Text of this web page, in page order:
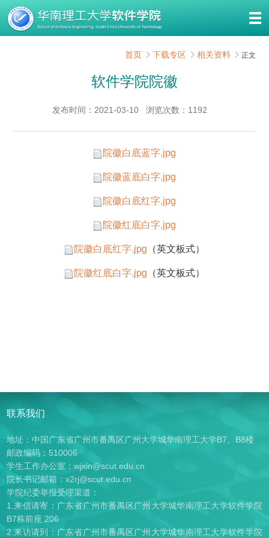
首页 下载专区 相关资料 正文
软件学院院徽
发布时间：2021-03-10 浏览次数： 1192
院徽白底蓝字.jpg
院徽蓝底白字.jpg
院徽白底红字.jpg
院徽红底白字.jpg
院徽白底红字.jpg （英文板式）
院徽红底白字.jpg （英文板式）
联系我们
地址：中国广东省广州市番禺区广州大学城华南理工大学B7、B8楼
邮政编码：510006
学生工作办公室：wjxin@scut.edu.cn
院长书记邮箱：x2rj@scut.edu.cn
学院纪委举报受理渠道：
1.来信请寄：广东省广州市番禺区广州大学城华南理工大学软件学院
B7栋前座 206
2.来访请到：广东省广州市番禺区广州大学城华南理工大学软件学院